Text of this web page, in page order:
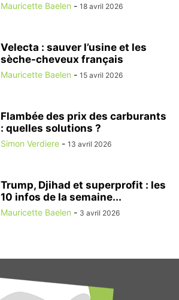
Mauricette Baelen - 18 avril 2026
Velecta : sauver l’usine et les
sèche-cheveux français
Mauricette Baelen - 15 avril 2026
Flambée des prix des carburants
: quelles solutions ?
Simon Verdiere - 13 avril 2026
Trump, Djihad et superprofit : les
10 infos de la semaine...
Mauricette Baelen - 3 avril 2026